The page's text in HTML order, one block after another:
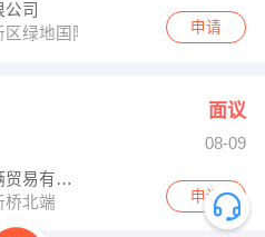
司
绿地国际博览城101栋6F申请
面议
08-09
江西省抚州市路神车辆贸易有限责任公司
桥北端
申请